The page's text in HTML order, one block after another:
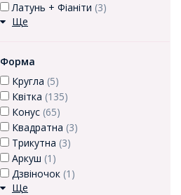
Латунь + Фіаніти (3)
Ще
Форма
Кругла (5)
Квітка (135)
Конус (65)
Квадратна (3)
Трикутна (3)
Аркуш (1)
Дзвіночок (1)
Ще